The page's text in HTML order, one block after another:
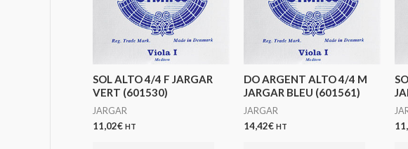
SOL ALTO 4/4 F JARGAR
VERT (601530)
JARGAR
11,02€ HT
DO ARGENT ALTO 4/4 M
JARGAR BLEU (601561)
JARGAR
14,42€ HT